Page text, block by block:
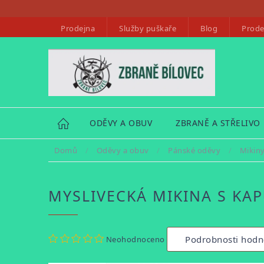
Prodejna Služby puškaře Blog
HOME ODĚVY A OBUV ZBRANĚ A STŘELIVO
Domů / Oděvy a obuv / Pánské oděvy /
MYSLIVECKÁ MIKINA S
hodnocení
Neohodnoceno Podrobnosti